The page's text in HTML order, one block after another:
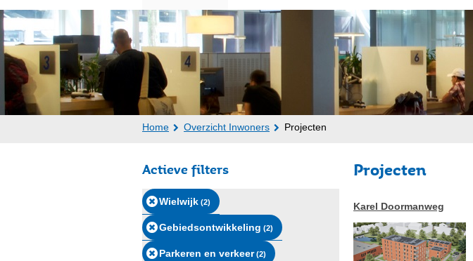
Home Overzicht Inwoners Projecten
Projecten
Karel Doormanweg
Actieve filters
Wielwijk (2)
Gebiedsontwikkeling (2)
Parkeren en verkeer(2)